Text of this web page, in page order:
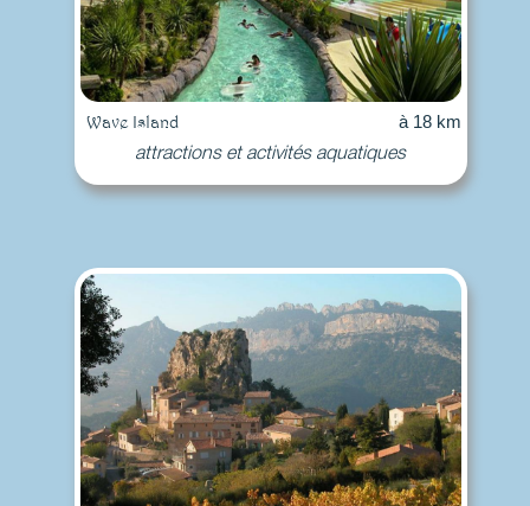
Wave Island à 18 km
attractions et activités aquatiques